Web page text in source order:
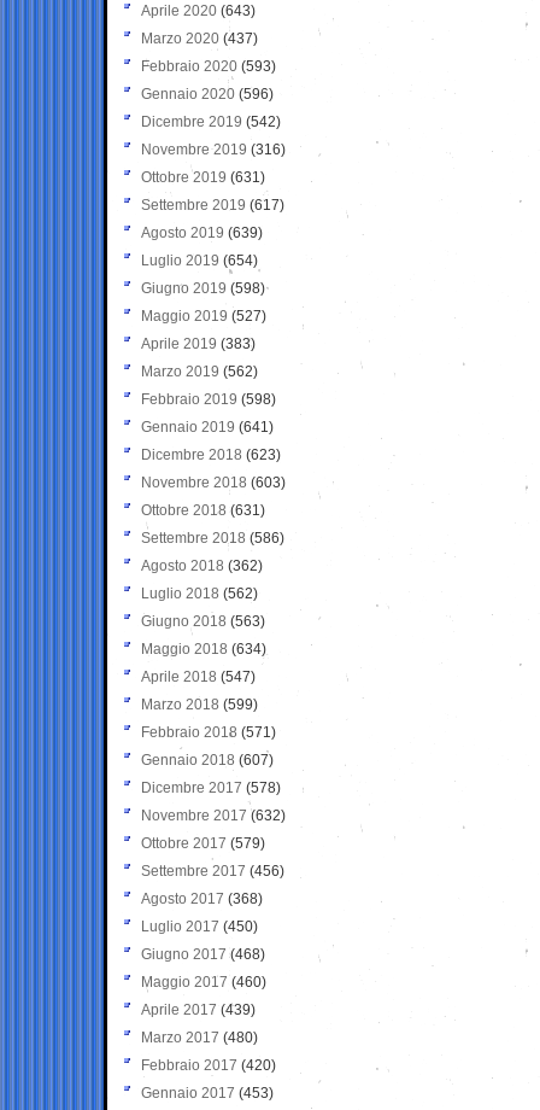
Aprile 2020 (643)
Marzo 2020 (437)
Febbraio 2020 (593)
Gennaio 2020 (596)
Dicembre 2019 (542)
Novembre 2019 (316)
Ottobre 2019 (631)
Settembre 2019 (617)
Agosto 2019 (639)
Luglio 2019 (654)
Giugno 2019 (598)
Maggio 2019 (527)
Aprile 2019 (383)
Marzo 2019 (562)
Febbraio 2019 (598)
Gennaio 2019 (641)
Dicembre 2018 (623)
Novembre 2018 (603)
Ottobre 2018 (631)
Settembre 2018 (586)
Agosto 2018 (362)
Luglio 2018 (562)
Giugno 2018 (563)
Maggio 2018 (634)
Aprile 2018 (547)
Marzo 2018 (599)
Febbraio 2018 (571)
Gennaio 2018 (607)
Dicembre 2017 (578)
Novembre 2017 (632)
Ottobre 2017 (579)
Settembre 2017 (456)
Agosto 2017 (368)
Luglio 2017 (450)
Giugno 2017 (468)
Maggio 2017 (460)
Aprile 2017 (439)
Marzo 2017 (480)
Febbraio 2017 (420)
Gennaio 2017 (453)